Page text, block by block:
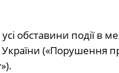
усі обставини події
(«Порушення